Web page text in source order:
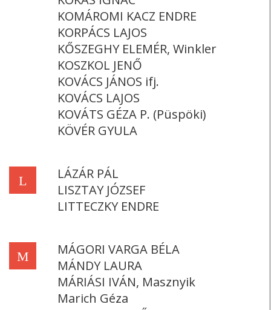
KOMÁROMI KACZ ENDRE
KORPÁCS LAJOS
KŐSZEGHY ELEMÉR, Winkler
KOSZKOL JENŐ
KOVÁCS JÁNOS ifj.
KOVÁCS LAJOS
KOVÁTS GÉZA P. (Püspöki)
KÖVÉR GYULA
L
LÁZÁR PÁL
LISZTAY JÓZSEF
LITTECZKY ENDRE
M
MÁGORI VARGA BÉLA
MÁNDY LAURA
MÁRIÁSI IVÁN, Masznyik
Marich Géza